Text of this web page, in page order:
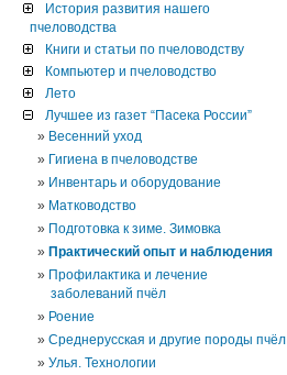
История развития нашего
пчеловодства
Книги и статьи по пчеловодству
Компьютер и пчеловодство
Лето
Лучшее из газет “Пасека России”
Весенний уход
Гигиена в пчеловодстве
Инвентарь и оборудование
Матководство
Подготовка к зиме. Зимовка
Практический опыт и наблюдения
Профилактика и лечение
заболеваний пчёл
Роение
Среднерусская и другие породы пчёл
Улья. Технологии